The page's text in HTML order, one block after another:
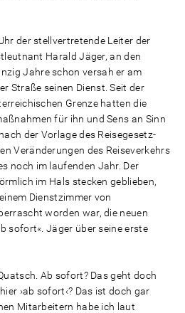
der stellvertretende Leiter der
Harald Jäger, an den
Jahre schon versah er am
Straße seinen Dienst. Seit der
Grenze hatten die
für ihn und Sens an Sinn
der Vorlage des Reisegesetz-
Veränderungen des Reiseverkehrs
noch im laufenden Jahr. Der
im Hals stecken geblieben,
Dienstzimmer von
worden war, die neuen
sofort«. Jäger über seine erste
Ab sofort? Das geht doch
›ab sofort‹? Das ist doch gar
Mitarbeitern habe ich laut